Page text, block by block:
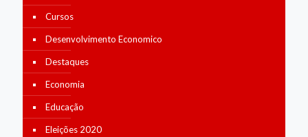
Cursos
Desenvolvimento Economico
Destaques
Economia
Educação
Eleições 2020